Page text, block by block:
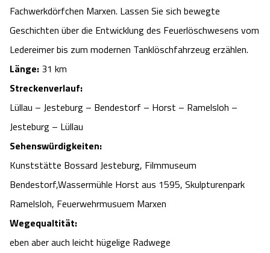
Fachwerkdörfchen Marxen. Lassen Sie sich bewegte
Geschichten über die Entwicklung des Feuerlöschwesens vom
Ledereimer bis zum modernen Tanklöschfahrzeug erzählen.
Länge: 31 km
Streckenverlauf:
Lüllau – Jesteburg – Bendestorf – Horst – Ramelsloh –
Jesteburg – Lüllau
Sehenswürdigkeiten:
Kunststätte Bossard Jesteburg, Filmmuseum
Bendestorf,Wassermühle Horst aus 1595, Skulpturenpark
Ramelsloh, Feuerwehrmusuem Marxen
Wegequaltität:
eben aber auch leicht hügelige Radwege